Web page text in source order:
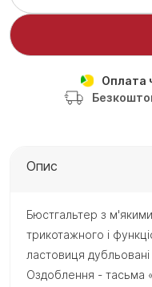
Оплата
Опис
Бюстгальтер з
трикотажного і
ластовиця
Оздоблення - тасьма